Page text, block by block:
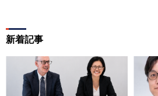
新着記事